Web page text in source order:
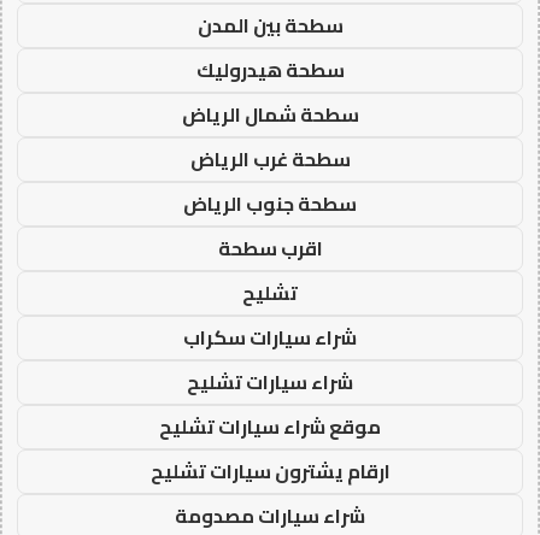
سطحة بين المدن
سطحة هيدروليك
سطحة شمال الرياض
سطحة غرب الرياض
سطحة جنوب الرياض
اقرب سطحة
تشليح
شراء سيارات سكراب
شراء سيارات تشليح
موقع شراء سيارات تشليح
ارقام يشترون سيارات تشليح
شراء سيارات مصدومة